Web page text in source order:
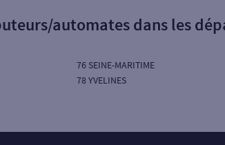
automates dans les
76 SEINE-MARITIME
78 YVELINES